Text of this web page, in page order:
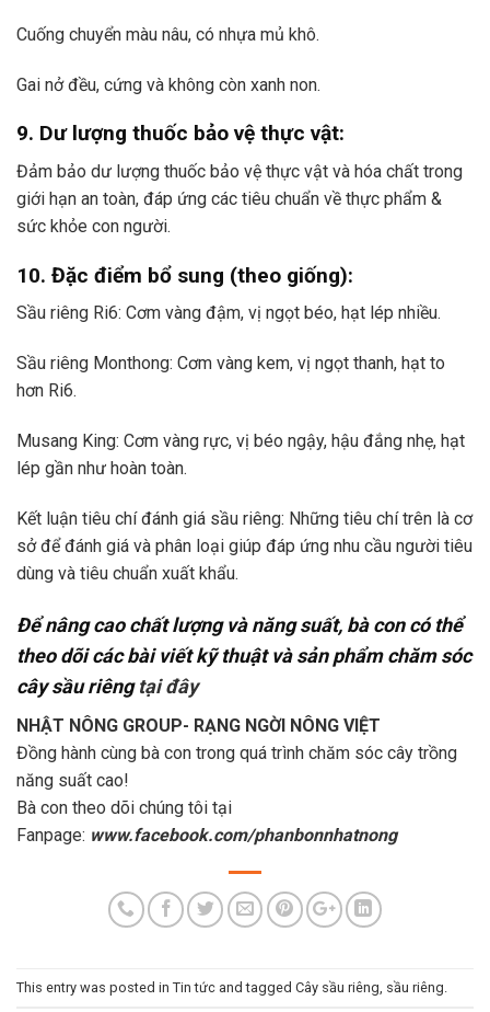
Cuống chuyển màu nâu, có nhựa mủ khô.
Gai nở đều, cứng và không còn xanh non.
9. Dư lượng thuốc bảo vệ thực vật:
Đảm bảo dư lượng thuốc bảo vệ thực vật và hóa chất trong
giới hạn an toàn, đáp ứng các tiêu chuẩn về thực phẩm &
sức khỏe con người.
10. Đặc điểm bổ sung (theo giống):
Sầu riêng Ri6: Cơm vàng đậm, vị ngọt béo, hạt lép nhiều.
Sầu riêng Monthong: Cơm vàng kem, vị ngọt thanh, hạt to
hơn Ri6.
Musang King: Cơm vàng rực, vị béo ngậy, hậu đắng nhẹ, hạt
lép gần như hoàn toàn.
Kết luận tiêu chí đánh giá sầu riêng: Những tiêu chí trên là cơ
sở để đánh giá và phân loại giúp đáp ứng nhu cầu người tiêu
dùng và tiêu chuẩn xuất khẩu.
Để nâng cao chất lượng và năng suất, bà con có thể
theo dõi các bài viết kỹ thuật và sản phẩm chăm sóc
cây sầu riêngtại đây
NHẬT NÔNG GROUP- RẠNG NGỜI NÔNG VIỆT
Đồng hành cùng bà con trong quá trình chăm sóc cây trồng
năng suất cao!
Bà con theo dõi chúng tôi tại
Fanpage: www.facebook.com/phanbonnhatnong
This entry was posted in Tin tức and tagged Cây sầu riêng sầu riêng